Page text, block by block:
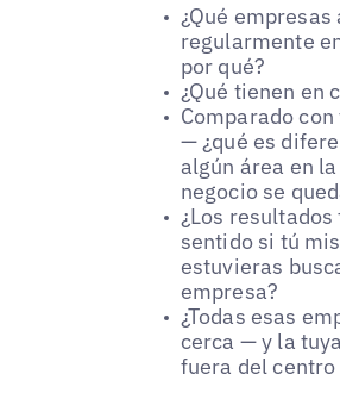
¿Qué empresas
regularmente
por qué?
¿Qué tienen en
Comparado
— ¿qué es
algún área en
negocio se
¿Los resultados
sentido si tú
estuvieras
empresa?
¿Todas esas
cerca — y la
fuera del centro